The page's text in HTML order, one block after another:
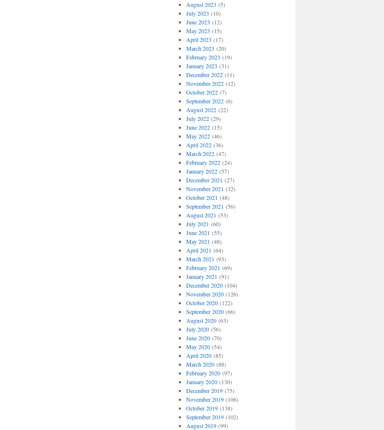
August 2023 (5)
July 2023 (10)
June 2023 (12)
May 2023 (15)
April 2023 (17)
March 2023 (20)
February 2023 (19)
January 2023 (31)
December 2022(11)
November 2022(12)
October 2022(7)
September 2022(6)
August 2022(22)
July 2022(29)
June 2022(15)
May 2022(46)
April 2022(36)
March 2022(47)
February 2022(24)
January 2022(57)
December 2021 (27)
November 2021 (32)
October 2021 (48)
September 2021 (56)
August 2021 (53)
July 2021 (60)
June 2021 (55)
May 2021 (48)
April 2021 (64)
March 2021 (93)
February 2021 (69)
January 2021 (91)
December 2020(104)
November 2020(126)
October 2020(122)
September 2020(66)
August 2020(63)
July 2020(56)
June 2020(70)
May 2020(54)
April 2020(85)
March 2020(88)
February 2020(97)
January 2020(130)
December 2019(75)
November 2019(106)
October 2019(138)
September 2019(102)
August 2019(99)